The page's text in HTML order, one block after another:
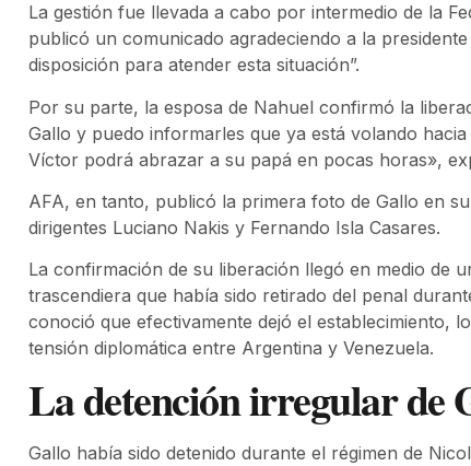
La gestión fue llevada a cabo por intermedio de la
publicó un comunicado agradeciendo a la
disposición para atender esta situación”.
Por su parte, la esposa de Nahuel confirmó la
Gallo y puedo informarles que ya está volando
Víctor podrá abrazar a su papá en pocas horas»,
AFA, en tanto, publicó la primera foto de Gallo en
dirigentes Luciano Nakis y Fernando Isla Casares.
La confirmación de su liberación llegó en medio de
trascendiera que había sido retirado del penal
conoció que efectivamente dejó el establecimiento,
tensión diplomática entre Argentina y Venezuela.
La detención irregular de
Gallo había sido detenido durante el régimen de